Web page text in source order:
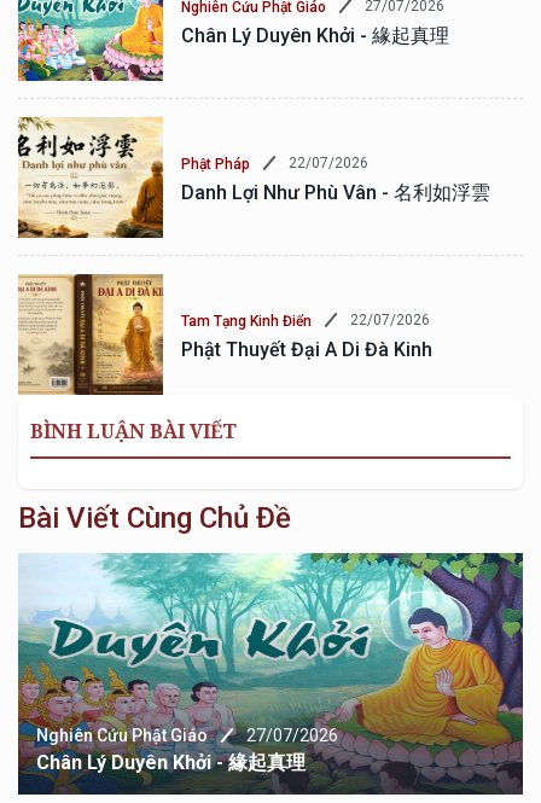
Nghiên Cứu Phật Giáo 27/07/2026
Chân Lý Duyên Khởi - 緣起真理
Phật Pháp 22/07/2026
Danh Lợi Như Phù Vân - 名利如浮雲
Tam Tạng Kinh Điển 22/07/2026
Phật Thuyết Đại A Di Đà Kinh
BÌNH LUẬN BÀI VIẾT
Bài Viết Cùng Chủ Đề
Nghiên Cứu Phật Giáo 27/07/2026
Chân Lý Duyên Khởi - 緣起真理